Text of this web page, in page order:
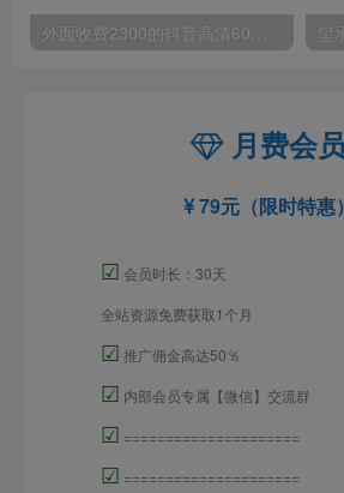
月费会员
79元（限时特惠）
☑ 会员时长：30天
全站资源免费获取1个月
☑ 推广佣金高达50％
☑ 内部会员专属【微信】交流群
☑ =====================
☑ =====================